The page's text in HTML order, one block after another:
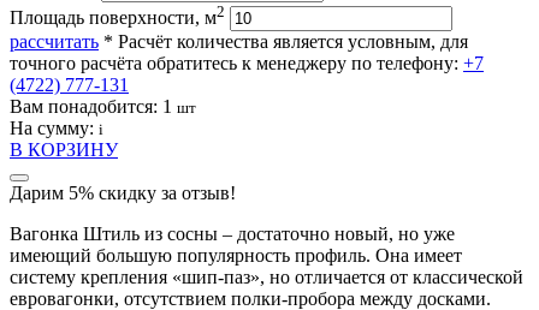
Площадь поверхности, м2
рассчитать * Расчёт количества является условным, для
точного расчёта обратитесь к менеджеру по телефону: +7
(4722) 777-131
Вам понадобится: 1 шт
На сумму: i
В КОРЗИНУ
Дарим 5% скидку за отзыв!
Вагонка Штиль из сосны – достаточно новый, но уже
имеющий большую популярность профиль. Она имеет
систему крепления «шип-паз», но отличается от классической
евровагонки, отсутствием полки-пробора между досками.